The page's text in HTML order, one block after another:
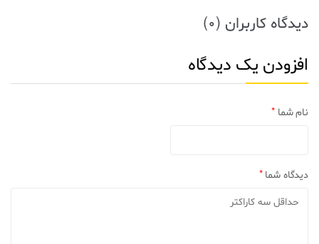
دیدگاه کاربران (0)
افزودن یک دیدگاه
دیدگاه شما*
نام شما *